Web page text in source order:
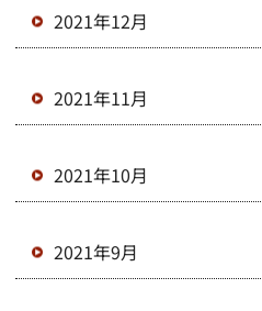
2021年12月
2021年11月
2021年10月
2021年9月